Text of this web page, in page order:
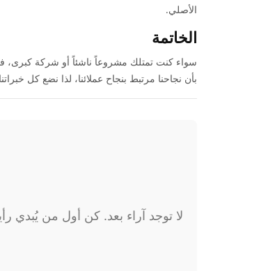
الأصلي.
الخاتمة
سواء كنت تمتلك مشروعاً ناشئاً أو شركة كبرى،
بأن نجاحنا مرتبط بنجاح عملائنا، لذا نضع كل
لا توجد آراء بعد. كن أول من يُبدي